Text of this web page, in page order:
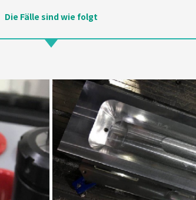
Die Fälle sind wie folgt